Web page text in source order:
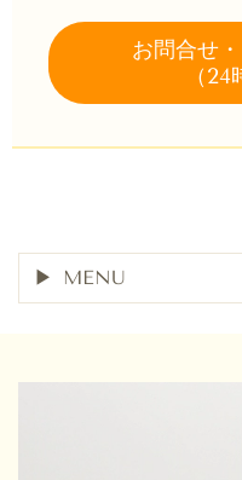
お問合せ・
（24
MENU